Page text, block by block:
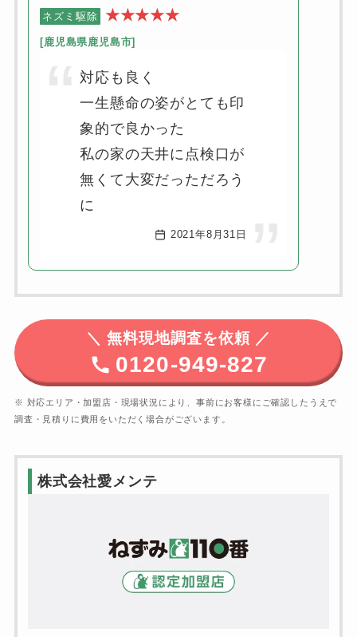
ネズミ駆除 ★★★★★
[鹿児島県鹿児島市]
対応も良く
一生懸命の姿がとても印
象的で良かった
私の家の天井に点検口が
無くて大変だっただろう
に
2021年8月31日
＼ 無料現地調査を依頼 ／
0120-949-827
※ 対応エリア・加盟店・現場状況により、事前にお客様にご確認したうえで
調査・見積りに費用をいただく場合がございます。
株式会社愛メンテ